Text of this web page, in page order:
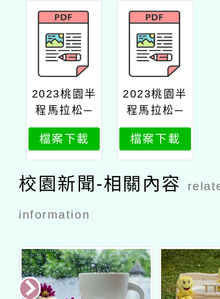
2023桃園半
程馬拉松─
石門水庫楓
半馬
檔案下載
2023桃園半
程馬拉松─
石門水庫楓
半馬1
檔案下載
校園新聞-相關內容
information